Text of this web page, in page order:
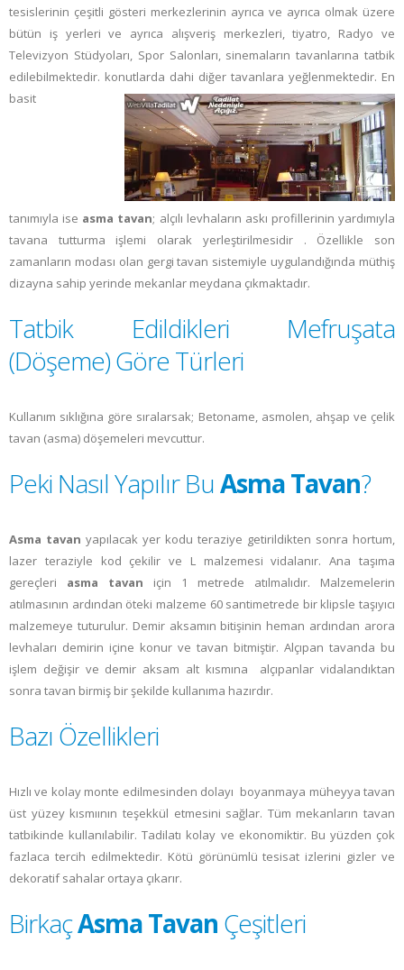
tesislerinin çeşitli gösteri merkezlerinin ayrıca ve ayrıca olmak üzere
bütün iş yerleri ve ayrıca alışveriş merkezleri, tiyatro, Radyo ve
Televizyon Stüdyoları, Spor Salonları, sinemaların tavanlarına tatbik
edilebilmektedir. konutlarda dahi diğer tavanlara yeğlenmektedir. En
basit
tanımıyla ise asma tavan; alçılı levhaların askı profillerinin yardımıyla
tavana tutturma işlemi olarak yerleştirilmesidir . Özellikle son
zamanların modası olan gergi tavan sistemiyle uygulandığında müthiş
dizayna sahip yerinde mekanlar meydana çıkmaktadır.
Tatbik Edildikleri Mefruşata
(Döşeme) Göre Türleri
Kullanım sıklığına göre sıralarsak; Betoname, asmolen, ahşap ve çelik
tavan (asma) döşemeleri mevcuttur.
Peki Nasıl Yapılır BuAsma Tavan?
Asma tavan yapılacak yer kodu teraziye getirildikten sonra hortum,
lazer teraziyle kod çekilir ve L malzemesi vidalanır. Ana taşıma
gereçleri asma tavan için 1 metrede atılmalıdır. Malzemelerin
atılmasının ardından öteki malzeme 60 santimetrede bir klipsle taşıyıcı
malzemeye tuturulur. Demir aksamın bitişinin heman ardından arora
levhaları demirin içine konur ve tavan bitmiştir. Alçıpan tavanda bu
işlem değişir ve demir aksam alt kısmına alçıpanlar vidalandıktan
sonra tavan birmiş bir şekilde kullanıma hazırdır.
Bazı Özellikleri
Hızlı ve kolay monte edilmesinden dolayı boyanmaya müheyya tavan
üst yüzey kısmıının teşekkül etmesini sağlar. Tüm mekanların tavan
tatbikinde kullanılabilir. Tadilatı kolay ve ekonomiktir. Bu yüzden çok
fazlaca tercih edilmektedir. Kötü görünümlü tesisat izlerini gizler ve
dekoratif sahalar ortaya çıkarır.
BirkaçAsma Tavan Çeşitleri